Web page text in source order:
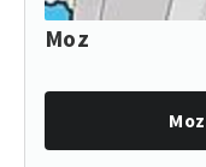
Moz
Moz